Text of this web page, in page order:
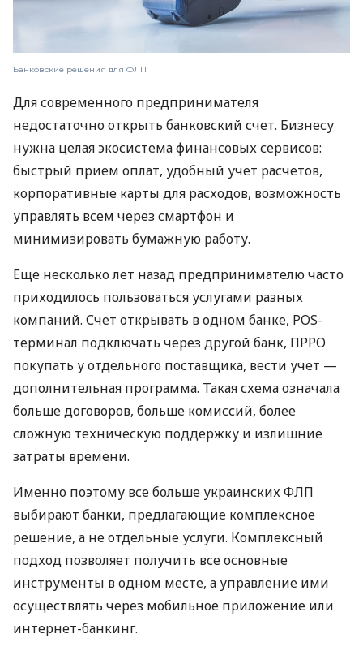
Банковские решения для ФЛП
Для современного предпринимателя
недостаточно открыть банковский счет. Бизнесу
нужна целая экосистема финансовых сервисов:
быстрый прием оплат, удобный учет расчетов,
корпоративные карты для расходов, возможность
управлять всем через смартфон и
минимизировать бумажную работу.
Еще несколько лет назад предпринимателю часто
приходилось пользоваться услугами разных
компаний. Счет открывать в одном банке, POS-
терминал подключать через другой банк, ПРРО
покупать у отдельного поставщика, вести учет —
дополнительная программа. Такая схема означала
больше договоров, больше комиссий, более
сложную техническую поддержку и излишние
затраты времени.
Именно поэтому все больше украинских ФЛП
выбирают банки, предлагающие комплексное
решение, а не отдельные услуги. Комплексный
подход позволяет получить все основные
инструменты в одном месте, а управление ими
осуществлять через мобильное приложение или
интернет-банкинг.